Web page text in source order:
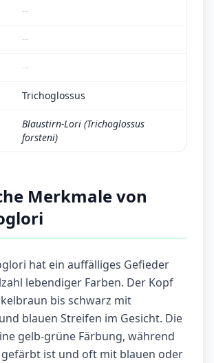
--
--
--
Trichoglossus
Blaustirn-Lori (Trichoglossus
forsteni)
Merkmale von
hat ein auffälliges Gefieder
lebendiger Farben. Der Kopf
bis schwarz mit
blauen Streifen im Gesicht. Die
gelb-grüne Färbung, während
ist und oft mit blauen oder